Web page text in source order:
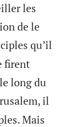
les
de le
qu’il
firent
long du
il
Mais